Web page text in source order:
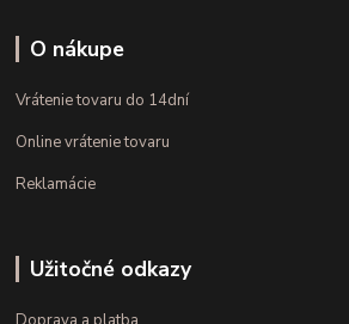
O nákupe
Vrátenie tovaru do 14dní
Online vrátenie tovaru
Reklamácie
Užitočné odkazy